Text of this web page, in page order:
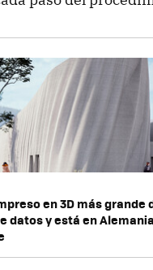
en 3D más grande
datos y está en